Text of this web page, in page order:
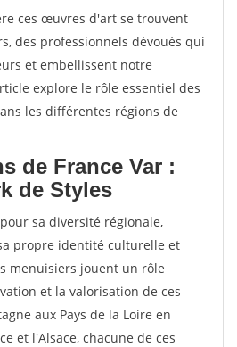
ces œuvres d'art se trouvent
des professionnels dévoués qui
et embellissent notre
explore le rôle essentiel des
les différentes régions de
de France Var :
de Styles
sa diversité régionale,
propre identité culturelle et
menuisiers jouent un rôle
et la valorisation de ces
aux Pays de la Loire en
et l'Alsace, chacune de ces